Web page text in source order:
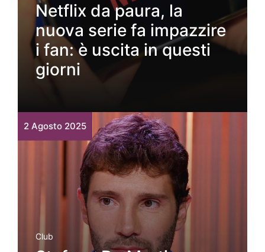
Netflix da paura, la
nuova serie fa impazzire
i fan: è uscita in questi
giorni
2 Agosto 2025
Club